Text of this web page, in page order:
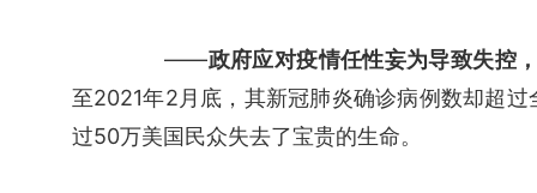
——政府应对疫情任性妄为导致失控
至2021年2月底，其新冠肺炎确诊病例数却超
过50万美国民众失去了宝贵的生命。